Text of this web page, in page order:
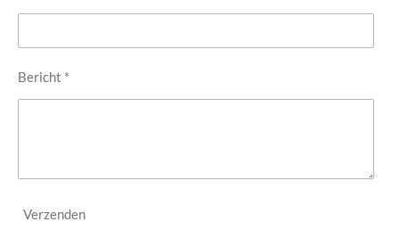
Bericht *
Verzenden